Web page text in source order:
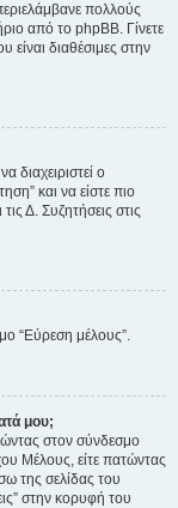
πολλούς
από το phpBB. Γίνετε
είναι διαθέσιμες στην
διαχειριστεί ο
και να είστε πιο
Δ. Συζητήσεις στις
“Εύρεση μέλους”.
μου;
στον σύνδεσμο
Μέλους, είτε πατώντας
της σελίδας του
στην κορυφή του